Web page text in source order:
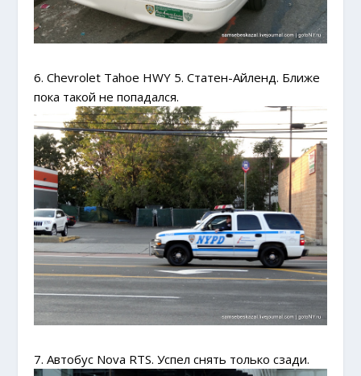
6. Chevrolet Tahoe HWY 5. Статен-Айленд. Ближе
пока такой не попадался.
7. Автобус Nova RTS. Успел снять только сзади.